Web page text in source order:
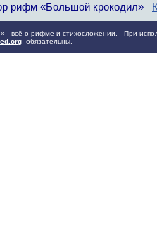
рифм «Большой крокодил»
о рифме и стихосложении. При
обязательны.